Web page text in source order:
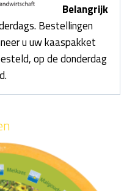
Belangrijk
Bestellingen
u uw kaaspakket
op de donderdag